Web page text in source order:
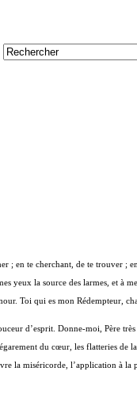
en te cherchant, de te trouver ;
la source des larmes, et à
Toi qui es mon Rédempteur,
d’esprit. Donne-moi, Père
du cœur, les flatteries de
la miséricorde, l’application à la